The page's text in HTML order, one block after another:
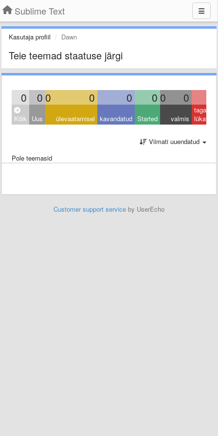
Sublime Text
Kasutaja profiil Dawn
Teie teemad staatuse järgi
0 0 0 0 0 0 0 0
Kõik Uus ülevaatamisel kavandatud Started valmis
tagasi
lükatud
Viimati uuendatud
Pole teemasid
Customer support service by UserEcho